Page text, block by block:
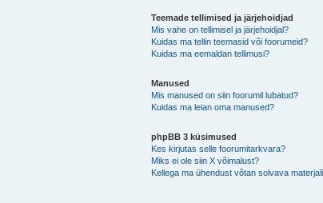
Teemade tellimised ja järjehoidjad
Mis vahe on tellimisel ja järjehoidjal?
Kuidas ma tellin teemasid või foorumeid?
Kuidas ma eemaldan tellimusi?
Manused
Mis manused on siin foorumil lubatud?
Kuidas ma leian oma manused?
phpBB 3 küsimused
Kes kirjutas selle foorumitarkvara?
Miks ei ole siin X võimalust?
Kellega ma ühendust võtan solvava